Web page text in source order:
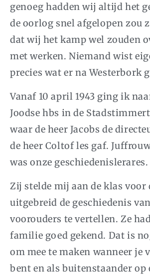
genoeg hadden wij altijd het
de oorlog snel afgelopen zou
dat wij het kamp wel zouden
met werken. Niemand wist
precies wat er na Westerbork
Vanaf 10 april 1943 ging ik
Joodse hbs in de
waar de heer Jacobs de
de heer Coltof les gaf.
was onze geschiedenislerares.
Zij stelde mij aan de klas voor
uitgebreid de geschiedenis
voorouders te vertellen. Ze
familie goed gekend. Dat is
om mee te maken wanneer je
bent en als buitenstaander op